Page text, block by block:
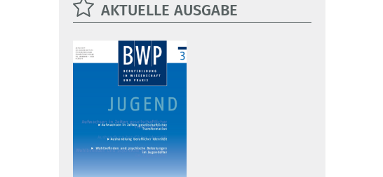
AKTUELLE AUSGABE